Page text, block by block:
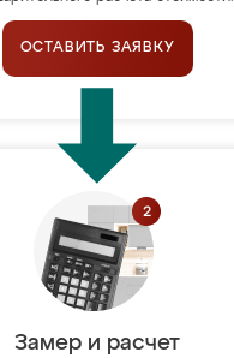
ОСТАВИТЬ ЗАЯВКУ
Замер и расчет